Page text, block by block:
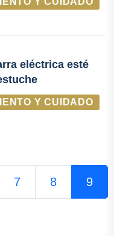
eléctrica esté
Y CUIDADO
7 8 9